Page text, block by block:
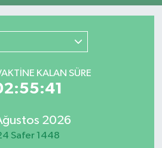
KALAN SÜRE
2026
Safer 1448